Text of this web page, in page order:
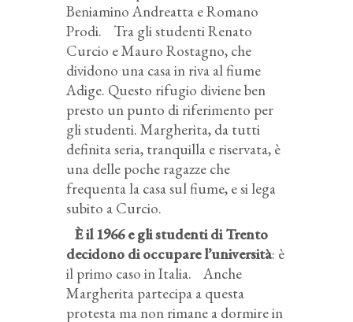
Beniamino Andreatta e Romano
Prodi. Tra gli studenti Renato
Curcio e Mauro Rostagno, che
dividono una casa in riva al fiume
Adige. Questo rifugio diviene ben
presto un punto di riferimento per
gli studenti. Margherita, da tutti
definita seria, tranquilla e riservata, è
una delle poche ragazze che
frequenta la casa sul fiume, e si lega
subito a Curcio.
È il 1966 e gli studenti di Trento
decidono di occupare l’università: è
il primo caso in Italia. Anche
Margherita partecipa a questa
protesta ma non rimane a dormire in